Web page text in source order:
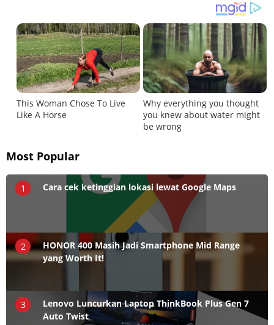
Most Popular
1 Cara cek ketinggian lokasi lewat Google Maps
2
HONOR 400 Masih Jadi Smartphone Mid Range
yang Worth It!
3
Lenovo Luncurkan Laptop ThinkBook Plus Gen 7
Auto Twist